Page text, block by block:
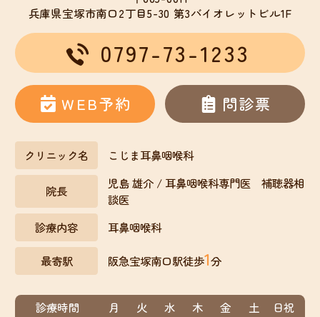
兵庫県宝塚市南口2丁目5-30第3バイオレットビル1F
0797-73-1233
WEB予約 問診票
クリニック名 こじま耳鼻咽喉科
院長
児島 雄介 / 耳鼻咽喉科専門医 補聴器相
談医
診療内容
耳鼻咽喉科
最寄駅 阪急宝塚南口駅徒歩1分
診療時間 月 火 水 木 金 土
日祝